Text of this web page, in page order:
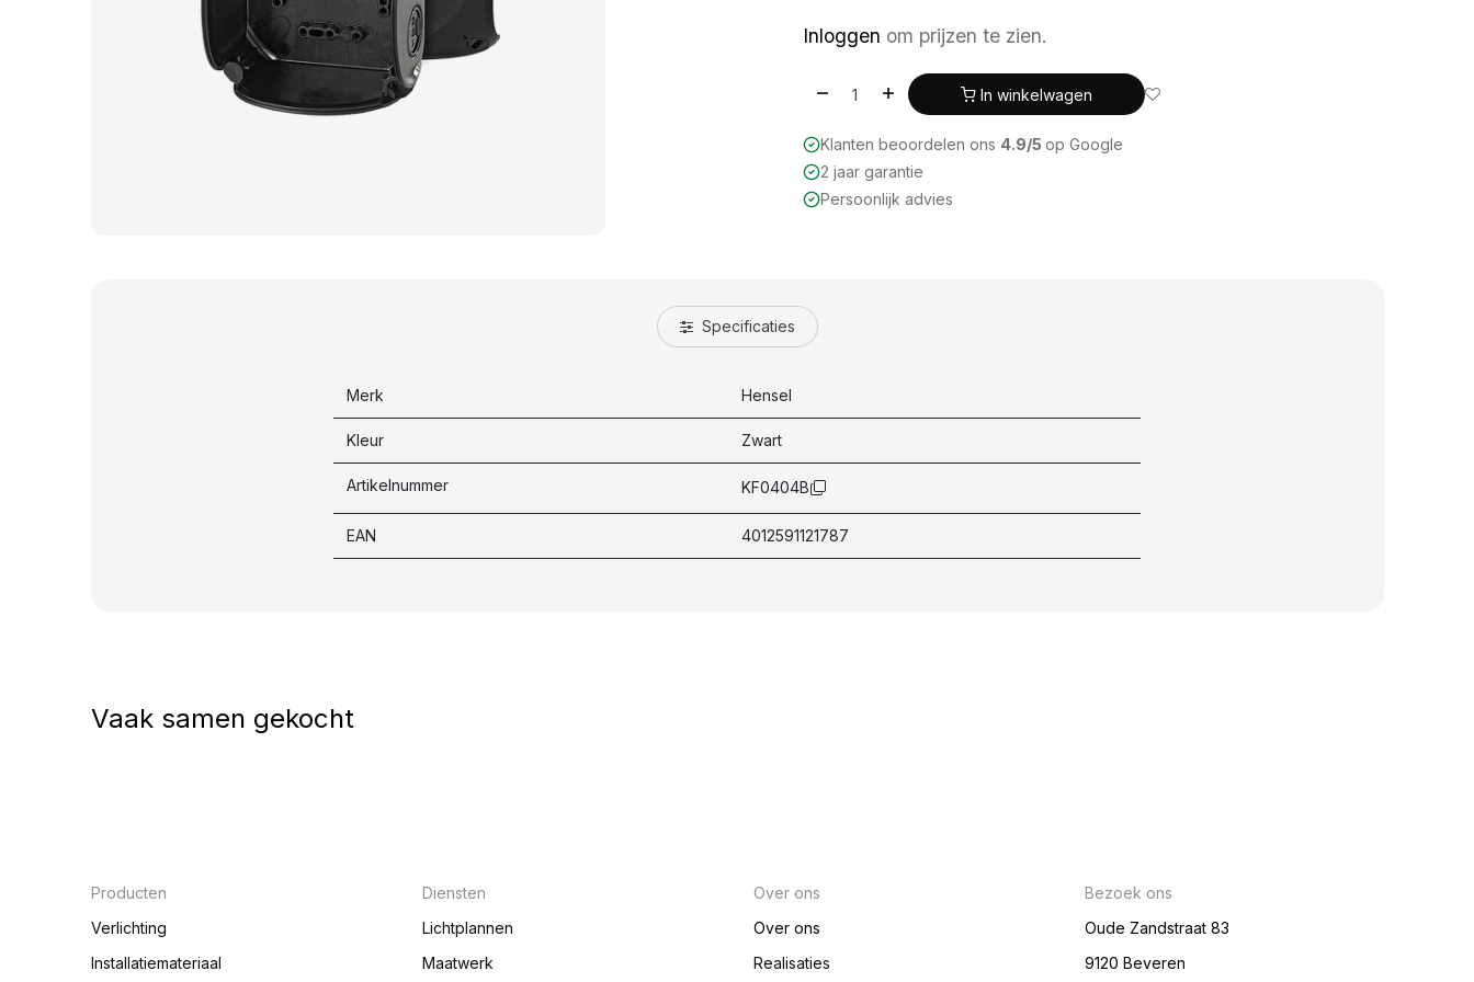
Inloggen om prijzen te zien.
In winkelwagen
Klanten beoordelen ons 4.9/5 op Google
2 jaar garantie
Persoonlijk advies
Specificaties
Merk Hensel
Kleur Zwart
Artikelnummer KF0404B
EAN 4012591121787
Vaak samen gekocht
Producten
Verlichting
Installatiemateriaal
Diensten
Lichtplannen
Maatwerk
Over ons
Over ons
Realisaties
Bezoek ons
Oude Zandstraat 83
9120 Beveren